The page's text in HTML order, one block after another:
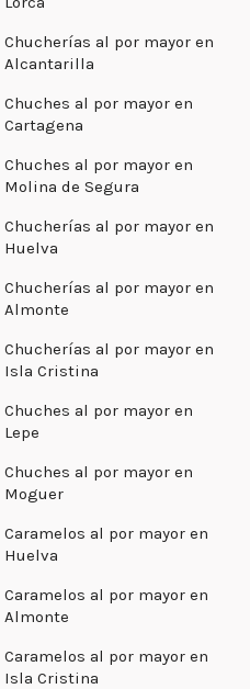
Chucherías al por mayor en
Alcantarilla
Chuches al por mayor en
Cartagena
Chuches al por mayor en
Molina de Segura
Chucherías al por mayor en
Huelva
Chucherías al por mayor en
Almonte
Chucherías al por mayor en
Isla Cristina
Chuches al por mayor en
Lepe
Chuches al por mayor en
Moguer
Caramelos al por mayor en
Huelva
Caramelos al por mayor en
Almonte
Caramelos al por mayor en
Isla Cristina